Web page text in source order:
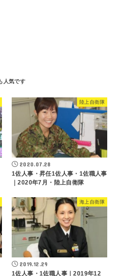
陸上自衛隊
2020.07.28
1佐人事・昇任1佐人事・1佐職人事
｜2020年7月・陸上自衛隊
海上自衛隊
2019.12.29
1佐人事・1佐職人事｜2019年12